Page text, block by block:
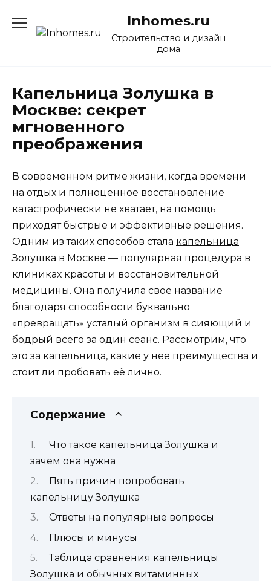
содержанию
Inhomes.ru
Строительство и дизайн
дома
Капельница Золушка в
Москве: секрет
мгновенного
преображения
В современном ритме жизни, когда времени
на отдых и полноценное восстановление
катастрофически не хватает, на помощь
приходят быстрые и эффективные решения.
Одним из таких способов стала капельница
Золушка в Москве — популярная процедура в
клиниках красоты и восстановительной
медицины. Она получила своё название
благодаря способности буквально
«превращать» усталый организм в сияющий и
бодрый всего за один сеанс. Рассмотрим, что
это за капельница, какие у неё преимущества и
стоит ли пробовать её лично.
Содержание
Что такое капельница Золушка и
зачем она нужна
Пять причин попробовать
капельницу Золушка
Ответы на популярные вопросы
Плюсы и минусы
Таблица сравнения капельницы
Золушка и обычных витаминных